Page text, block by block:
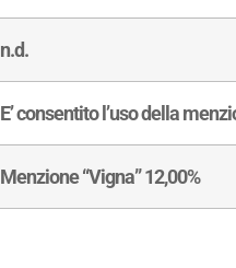
n.d.
E’ consentito l’uso della
Menzione “Vigna” 12,00%